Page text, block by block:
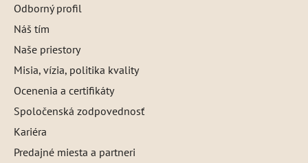
Odborný profil
Náš tím
Naše priestory
Misia, vízia, politika kvality
Ocenenia a certifikáty
Spoločenská zodpovednosť
Kariéra
Predajné miesta a partneri